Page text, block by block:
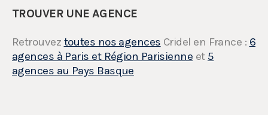
TROUVER UNE AGENCE
Retrouvez toutes nos agences Cridel en France : 6
agences à Paris et Région Parisienne et 5
agences au Pays Basque